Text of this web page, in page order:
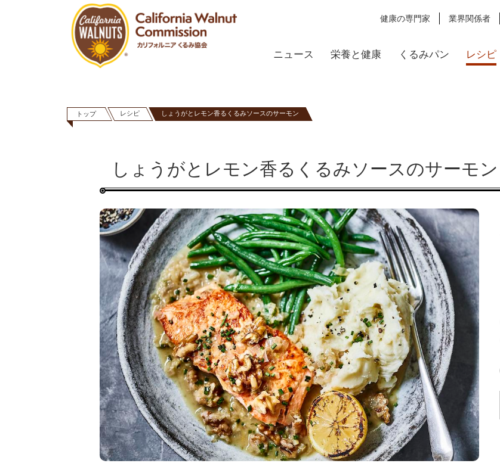
健康の専門家 業界関係者
ニュース 栄養と健康 くるみパン レシピ
トップ レシピ しょうがとレモン香るくるみソースのサーモン
しょうがとレモン香るくるみソースのサーモン